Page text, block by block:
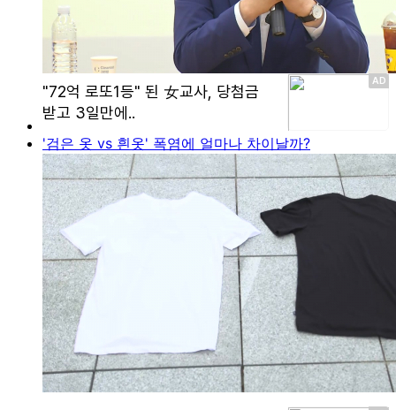
'검은 옷 vs 흰옷' 폭염에 얼마나 차이날까?